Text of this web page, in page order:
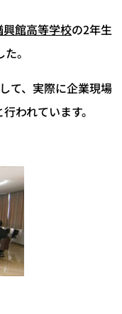
館高等学校の2年生
。
て、実際に企業現場
われています。